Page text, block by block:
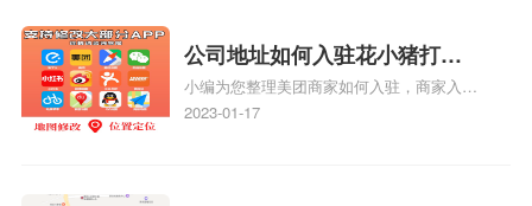
位置，增加商户被发现的机会。方便客户导
航：地图标注可以帮助客户更容易地找到商
户的实际位置。特别是对于新客户或不熟悉
该地区的客户来说，地图标注可以提供明确
公司地址如何入驻花小猪打车
地图标记？指路人地图标注服
务中心铺如何入驻花小猪打车
小编为您整理美团商家如何入驻，商家入驻
教程、商家如何入驻地图、如何入驻地:、
2023-01-17